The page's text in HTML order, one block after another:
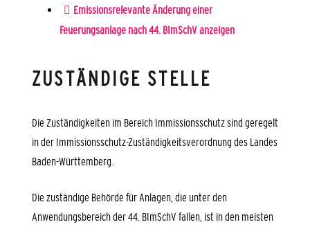
Emissionsrelevante Änderung einer
Feuerungsanlage nach 44. BImSchV anzeigen
ZUSTÄNDIGE STELLE
Die Zuständigkeiten im Bereich Immissionsschutz sind geregelt
in der Immissionsschutz-Zuständigkeitsverordnung des Landes
Baden-Württemberg.
Die zuständige Behörde für Anlagen, die unter den
Anwendungsbereich der 44. BImSchV fallen, ist in den meisten